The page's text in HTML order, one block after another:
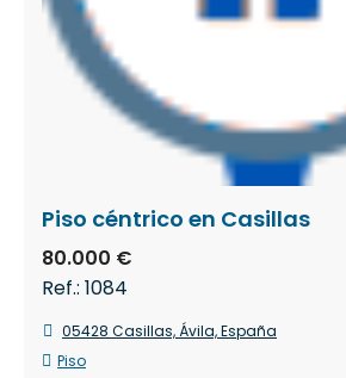
Piso céntrico en Casillas
80.000 €
Ref.: 1084
05428 Casillas, Ávila, España
Piso